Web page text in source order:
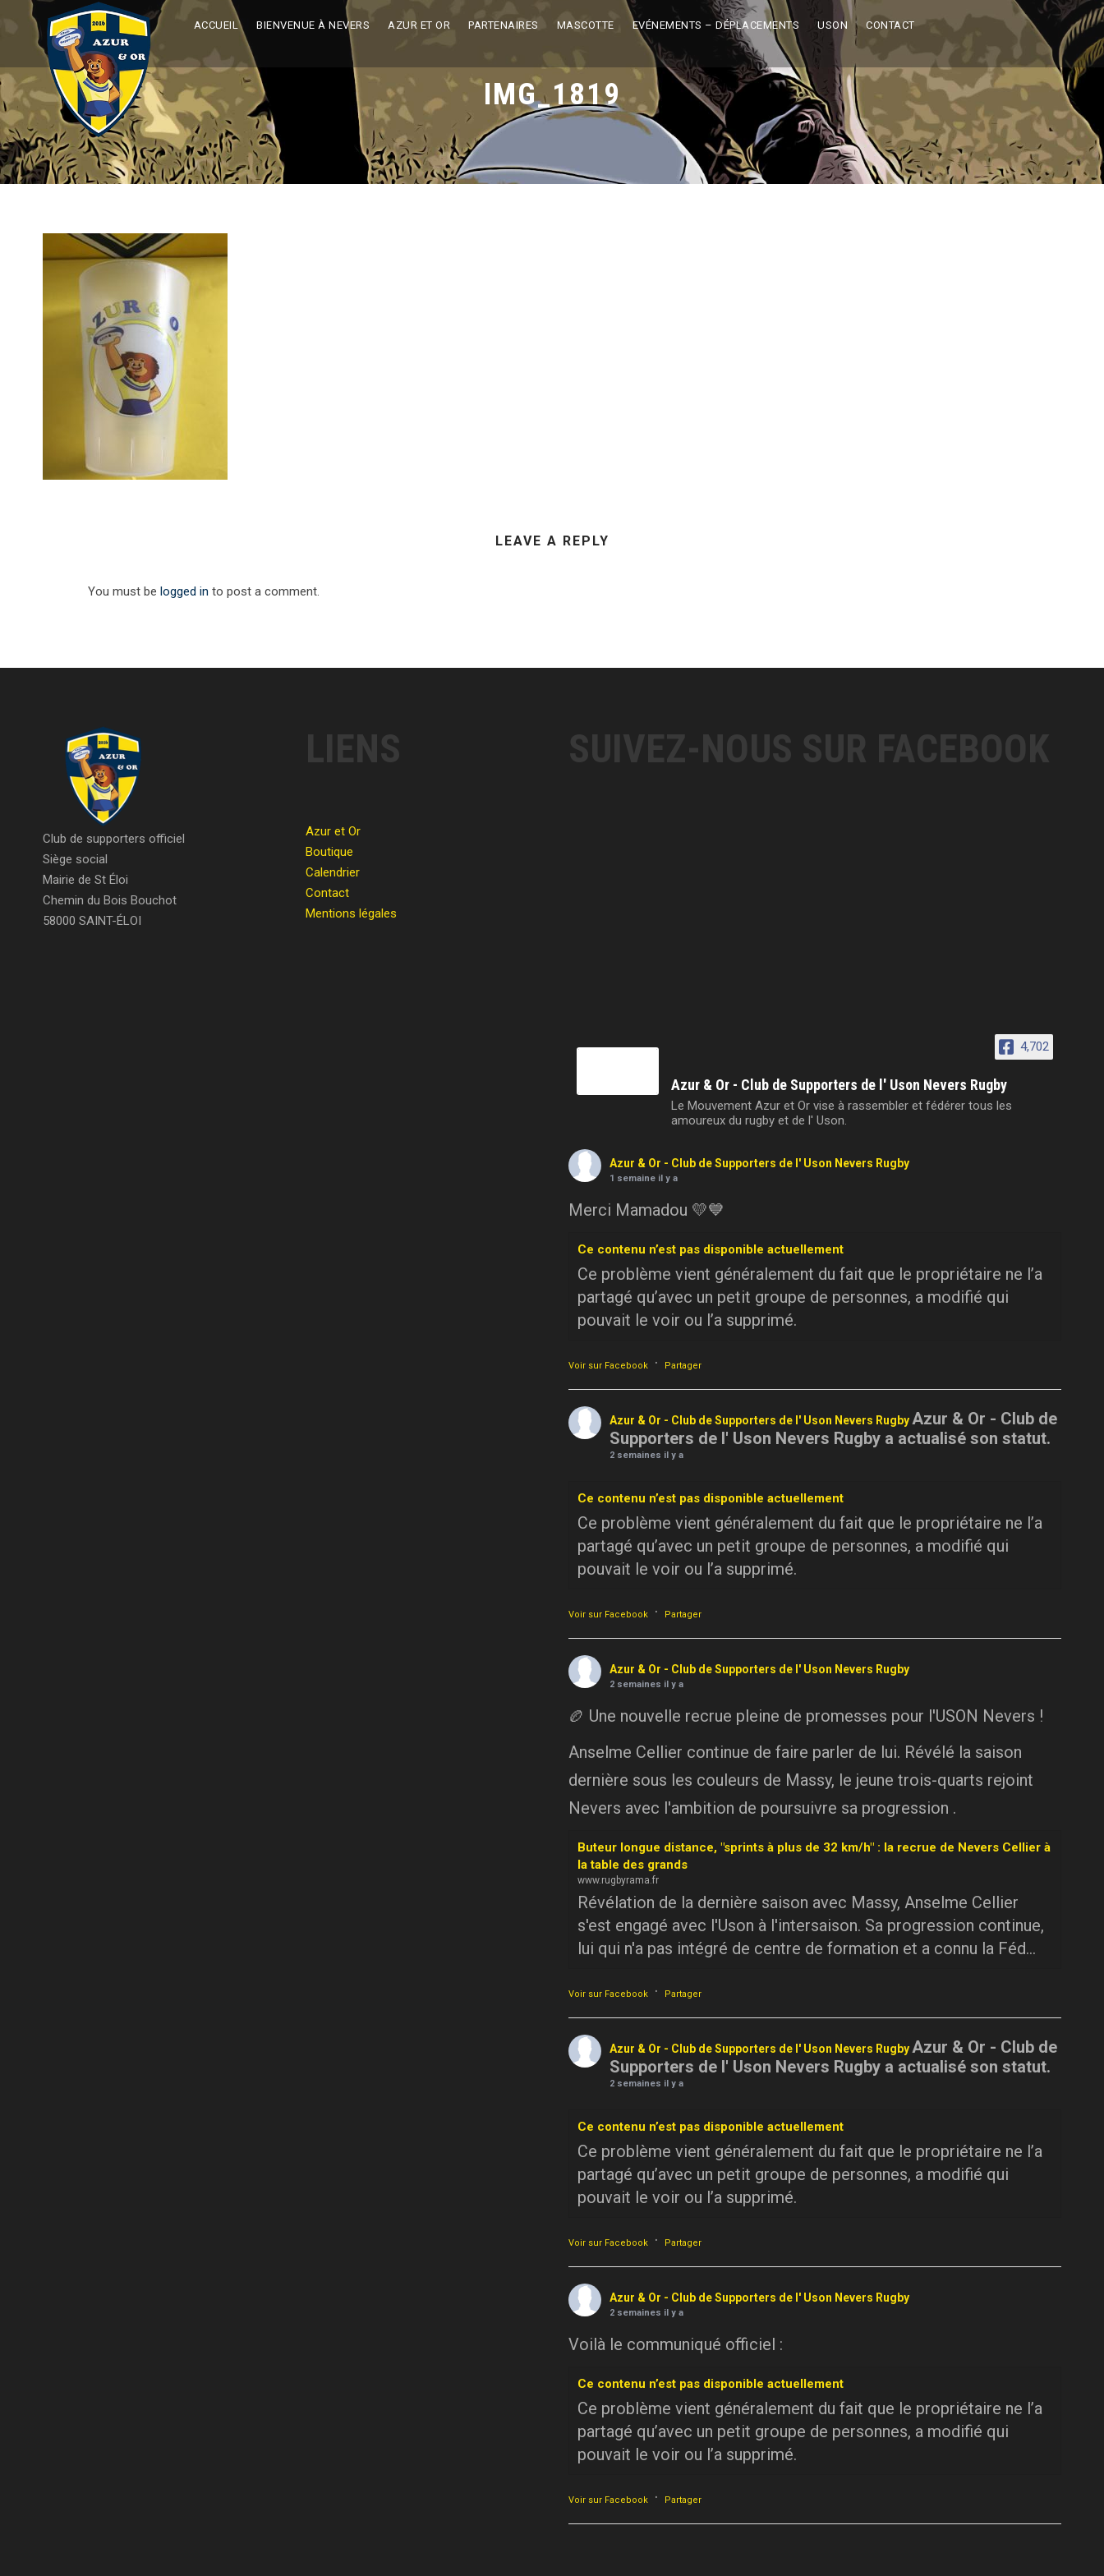
ACCUEIL BIENVENUE À NEVERS AZUR ET OR PARTENAIRES MASCOTTE EVÉNEMENTS – DÉPLACEMENTS USON CONTACT
IMG_1819
LEAVE A REPLY
You must be logged in to post a comment.
Club de supporters officiel
Siège social
Mairie de St Éloi
Chemin du Bois Bouchot
58000 SAINT-ÉLOI
LIENS
Azur et Or
Boutique
Calendrier
Contact
Mentions légales
SUIVEZ-NOUS SUR FACEBOOK
4,702
Azur & Or - Club de Supporters de l' Uson Nevers Rugby
Le Mouvement Azur et Or vise à rassembler et fédérer tous les
amoureux du rugby et de l' Uson.
Azur & Or - Club de Supporters de l' Uson Nevers Rugby
1 semaine il y a
Merci Mamadou 💛💙
Ce contenu n’est pas disponible actuellement
Ce problème vient généralement du fait que le propriétaire ne l’a
partagé qu’avec un petit groupe de personnes, a modifié qui
pouvait le voir ou l’a supprimé.
Voir sur Facebook · Partager
Azur & Or - Club de Supporters de l' Uson Nevers RugbyAzur & Or - Club de
Supporters de l' Uson Nevers Rugby a actualisé son statut.
2 semaines il y a
Ce contenu n’est pas disponible actuellement
Ce problème vient généralement du fait que le propriétaire ne l’a
partagé qu’avec un petit groupe de personnes, a modifié qui
pouvait le voir ou l’a supprimé.
Voir sur Facebook · Partager
Azur & Or - Club de Supporters de l' Uson Nevers Rugby
2 semaines il y a
🏉 Une nouvelle recrue pleine de promesses pour l'USON Nevers !
Anselme Cellier continue de faire parler de lui. Révélé la saison
dernière sous les couleurs de Massy, le jeune trois-quarts rejoint
Nevers avec l'ambition de poursuivre sa progression .
Buteur longue distance, "sprints à plus de 32 km/h" : la recrue de Nevers Cellier à
la table des grands
www.rugbyrama.fr
Révélation de la dernière saison avec Massy, Anselme Cellier
s'est engagé avec l'Uson à l'intersaison. Sa progression continue,
lui qui n'a pas intégré de centre de formation et a connu la Féd...
Voir sur Facebook · Partager
Azur & Or - Club de Supporters de l' Uson Nevers RugbyAzur & Or - Club de
Supporters de l' Uson Nevers Rugby a actualisé son statut.
2 semaines il y a
Ce contenu n’est pas disponible actuellement
Ce problème vient généralement du fait que le propriétaire ne l’a
partagé qu’avec un petit groupe de personnes, a modifié qui
pouvait le voir ou l’a supprimé.
Voir sur Facebook · Partager
Azur & Or - Club de Supporters de l' Uson Nevers Rugby
2 semaines il y a
Voilà le communiqué officiel :
Ce contenu n’est pas disponible actuellement
Ce problème vient généralement du fait que le propriétaire ne l’a
partagé qu’avec un petit groupe de personnes, a modifié qui
pouvait le voir ou l’a supprimé.
Voir sur Facebook · Partager